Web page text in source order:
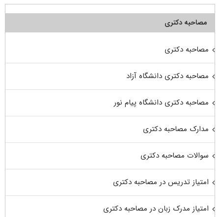
مصاحبه دکتری
مصاحبه دکتری
مصاحبه دکتری دانشگاه آزاد
مصاحبه دکتری دانشگاه پیام نور
مدارک مصاحبه دکتری
سوالات مصاحبه دکتری
امتیاز تدریس در مصاحبه دکتری
امتیاز مدرک زبان در مصاحبه دکتری